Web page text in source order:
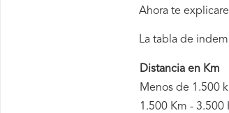
Ahora te
La tabla de
Distancia en
Menos de 1.500
1.500 Km - 3.500